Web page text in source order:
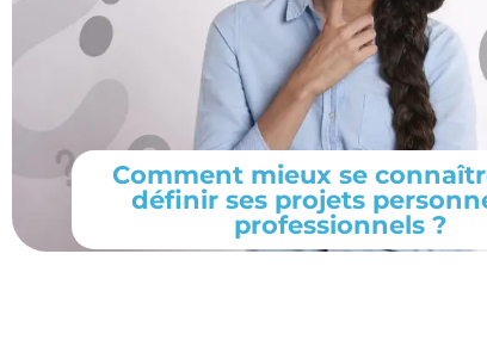
Comment mieux se
définir ses projets
professionnels ?